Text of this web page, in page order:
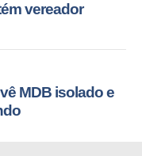
vereador
MDB isolado e